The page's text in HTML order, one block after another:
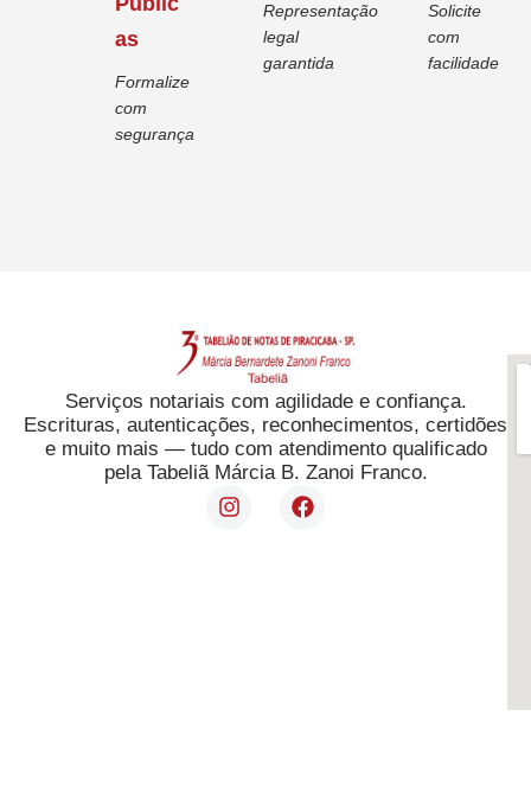
as
Formalize
com
segurança
Representação
legal
garantida
Solicite
com
facilidade
Serviços notariais com agilidade e confiança.
Escrituras, autenticações, reconhecimentos, certidões
e muito mais — tudo com atendimento qualificado
pela Tabeliã Márcia B. Zanoi Franco.